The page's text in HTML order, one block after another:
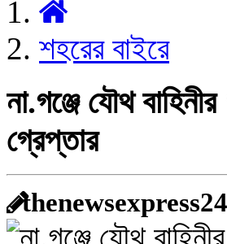
শহরের বাইরে
না.গঞ্জে যৌথ
গ্রেপ্তার
thenewsexpress24